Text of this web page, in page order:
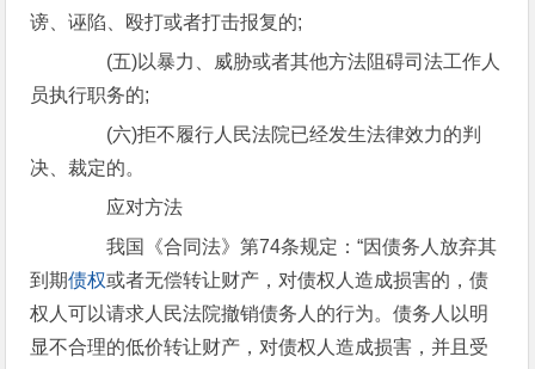
谤、诬陷、殴打或者打击报复的;
(五)以暴力、威胁或者其他方法阻碍司法工作人
员执行职务的;
(六)拒不履行人民法院已经发生法律效力的判
决、裁定的。
应对方法
我国《合同法》第74条规定：“因债务人放弃其
到期债权或者无偿转让财产，对债权人造成损害的，债
权人可以请求人民法院撤销债务人的行为。债务人以明
显不合理的低价转让财产，对债权人造成损害，并且受